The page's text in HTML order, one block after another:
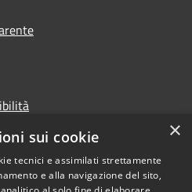
App Municipium
×
sui cookie
tecnici e assimilati strettamente
e alla navigazione del sito,